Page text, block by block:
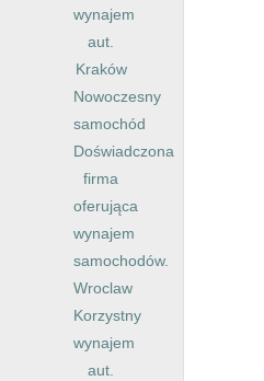
wynajem
aut.
Kraków
Nowoczesny
samochód
Doświadczona
firma
oferująca
wynajem
samochodów.
Wroclaw
Korzystny
wynajem
aut.